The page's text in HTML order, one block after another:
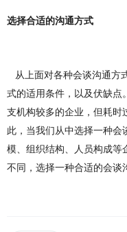
选择合适的沟通方式
从上面对各种会谈沟通方
式的适用条件，以及伏缺点
支机构较多的企业，但耗时
此，当我们从中选择一种会
模、组织结构、人员构成等
不同，选择一种合适的会谈